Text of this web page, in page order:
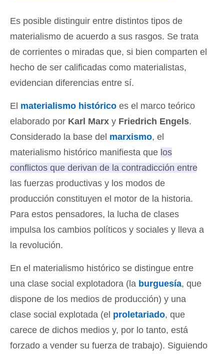
Es posible distinguir entre distintos tipos de
materialismo de acuerdo a sus rasgos. Se trata
de corrientes o miradas que, si bien comparten el
hecho de ser calificadas como materialistas,
evidencian diferencias entre sí.
El materialismo histórico es el marco teórico
elaborado por Karl Marx y Friedrich Engels.
Considerado la base del marxismo, el
materialismo histórico manifiesta que los
conflictos que derivan de la contradicción entre
las fuerzas productivas y los modos de
producción constituyen el motor de la historia.
Para estos pensadores, la lucha de clases
impulsa los cambios políticos y sociales y lleva a
la revolución.
En el materialismo histórico se distingue entre
una clase social explotadora (la burguesía, que
dispone de los medios de producción) y una
clase social explotada (el proletariado, que
carece de dichos medios y, por lo tanto, está
forzado a vender su fuerza de trabajo). Siguiendo